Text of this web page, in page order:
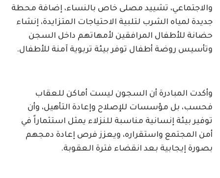
والاجتماعي، تشييد مصلى خاص بالنساء، إضافة محطة
جديدة لمياه الشرب لتلبية الاحتياجات المتزايدة، إنشاء
حضانة للأطفال المرافقين لأمهاتهم داخل السجن
وتأسيس روضة أطفال توفر بيئة تربوية آمنة للأطفال.
وأكدت المبادرة أن السجون ليست أماكن للعقاب
فحسب، بل مؤسسات للإصلاح وإعادة التأهيل، وأن
توفير بيئة إنسانية مناسبة للنزلاء يمثل استثماراً في
أمن المجتمع واستقراره، ويعزز فرص إعادة دمجهم
بصورة إيجابية بعد انقضاء فترة العقوبة.